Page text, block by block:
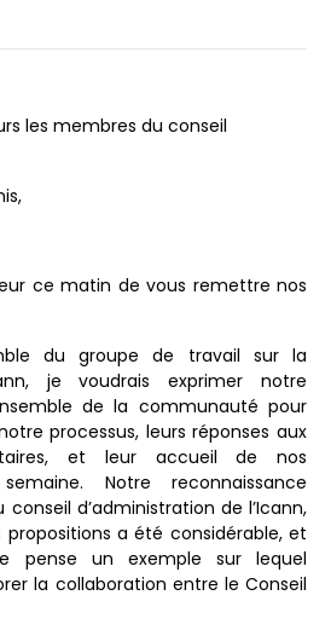
les membres du conseil
ce matin de vous remettre nos
du groupe de travail sur la
je voudrais exprimer notre
de la communauté pour
processus, leurs réponses aux
et leur accueil de nos
Notre reconnaissance
d’administration de l’Icann,
a été considérable, et
pense un exemple sur lequel
la collaboration entre le Conseil